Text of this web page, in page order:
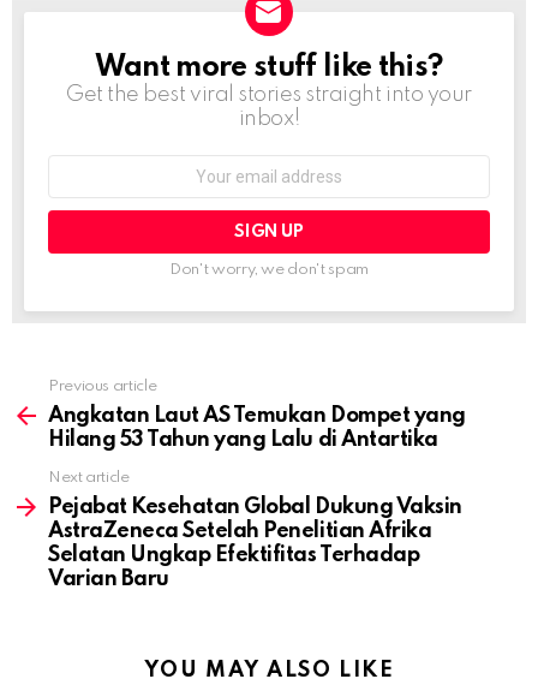
NEWSLETTER
Want more stuff like this?
Get the best viral stories straight into your
inbox!
Don't worry, we don't spam
more
Previous article
Angkatan Laut AS Temukan Dompet yang
Hilang 53 Tahun yang Lalu di Antartika
Next article
Pejabat Kesehatan Global Dukung Vaksin
AstraZeneca Setelah Penelitian Afrika
Selatan Ungkap Efektifitas Terhadap
Varian Baru
YOU MAY ALSO LIKE